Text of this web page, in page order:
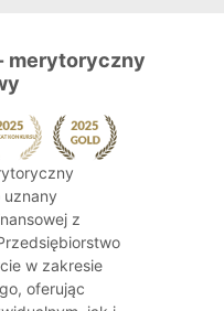
merytoryczny
z
w zakresie
oferując